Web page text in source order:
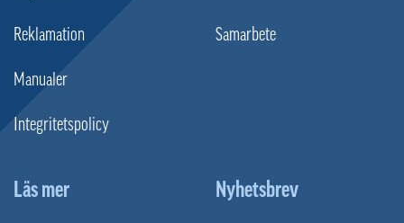
Reklamation
Manualer
Integritetspolicy
Samarbete
Läs mer Nyhetsbrev